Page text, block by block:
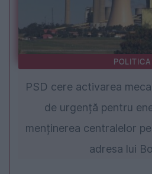
POLITICA
PSD cere activarea
de urgență pentru
menținerea centralelor
adresa lui